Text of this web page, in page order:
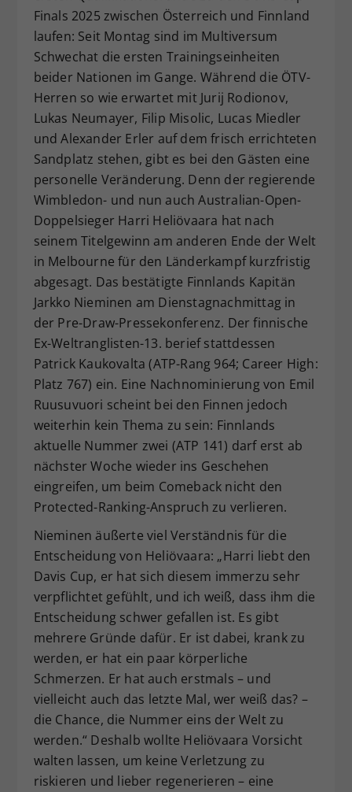
Finals 2025 zwischen Österreich und Finnland
laufen: Seit Montag sind im Multiversum
Schwechat die ersten Trainingseinheiten
beider Nationen im Gange. Während die ÖTV-
Herren so wie erwartet mit Jurij Rodionov,
Lukas Neumayer, Filip Misolic, Lucas Miedler
und Alexander Erler auf dem frisch errichteten
Sandplatz stehen, gibt es bei den Gästen eine
personelle Veränderung. Denn der regierende
Wimbledon- und nun auch Australian-Open-
Doppelsieger Harri Heliövaara hat nach
seinem Titelgewinn am anderen Ende der Welt
in Melbourne für den Länderkampf kurzfristig
abgesagt. Das bestätigte Finnlands Kapitän
Jarkko Nieminen am Dienstagnachmittag in
der Pre-Draw-Pressekonferenz. Der finnische
Ex-Weltranglisten-13. berief stattdessen
Patrick Kaukovalta (ATP-Rang 964; Career High:
Platz 767) ein. Eine Nachnominierung von Emil
Ruusuvuori scheint bei den Finnen jedoch
weiterhin kein Thema zu sein: Finnlands
aktuelle Nummer zwei (ATP 141) darf erst ab
nächster Woche wieder ins Geschehen
eingreifen, um beim Comeback nicht den
Protected-Ranking-Anspruch zu verlieren.
Nieminen äußerte viel Verständnis für die
Entscheidung von Heliövaara: „Harri liebt den
Davis Cup, er hat sich diesem immerzu sehr
verpflichtet gefühlt, und ich weiß, dass ihm die
Entscheidung schwer gefallen ist. Es gibt
mehrere Gründe dafür. Er ist dabei, krank zu
werden, er hat ein paar körperliche
Schmerzen. Er hat auch erstmals – und
vielleicht auch das letzte Mal, wer weiß das? –
die Chance, die Nummer eins der Welt zu
werden.“ Deshalb wollte Heliövaara Vorsicht
walten lassen, um keine Verletzung zu
riskieren und lieber regenerieren – eine
Zweck
Dieser Wert speichert Ihre Consent-
Einstellungen. Unter anderem eine
zufällig generierte ID, für die
historische Speicherung Ihrer
vorgenommen Einstellungen, falls der
Webseiten-Betreiber dies eingestellt
hat.